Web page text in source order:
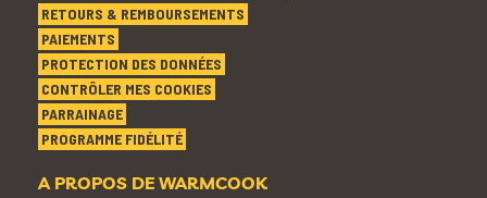
RETOURS & REMBOURSEMENTS
PAIEMENTS
PROTECTION DES DONNÉES
CONTRÔLER MES COOKIES
PARRAINAGE
PROGRAMME FIDÉLITÉ
A PROPOS DE WARMCOOK